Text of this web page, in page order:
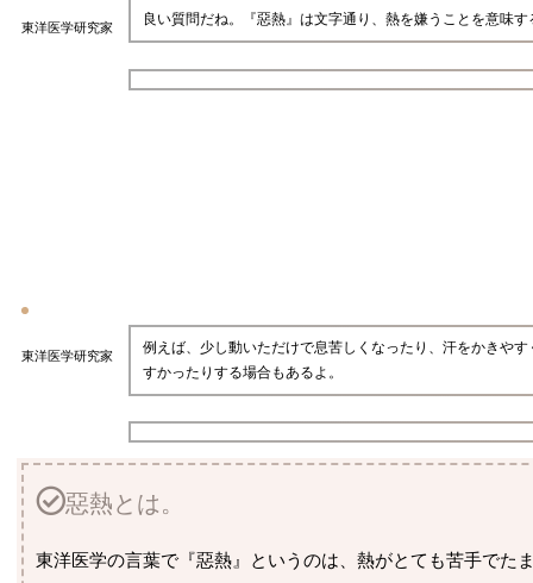
東洋医学研究家 良い質問だね。『惡熱』は文字通り、熱を嫌うことを意味
東洋医学研究家
例えば、少し動いただけで息苦しくなったり、汗をかきや
すかったりする場合もあるよ。
惡熱とは。
東洋医学の言葉で『惡熱』というのは、熱がとても苦手でた